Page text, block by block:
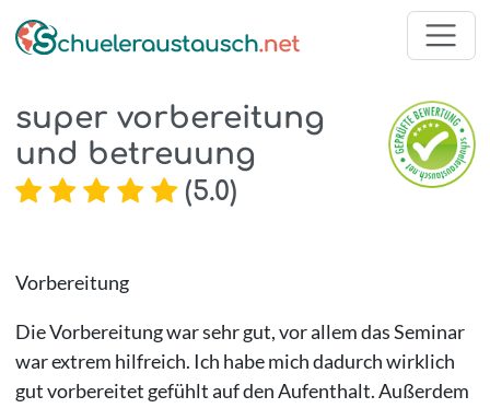
super vorbereitung
und betreuung
(5.0)
Vorbereitung
Die Vorbereitung war sehr gut, vor allem das Seminar
war extrem hilfreich. Ich habe mich dadurch wirklich
gut vorbereitet gefühlt auf den Aufenthalt. Außerdem